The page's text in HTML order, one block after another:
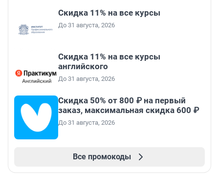
Скидка 11% на все курсы
До 31 августа, 2026
Скидка 11% на все курсы
английского
До 31 августа, 2026
Скидка 50% от 800 ₽ на первый
заказ, максимальная скидка 600 ₽
До 31 августа, 2026
Все промокоды